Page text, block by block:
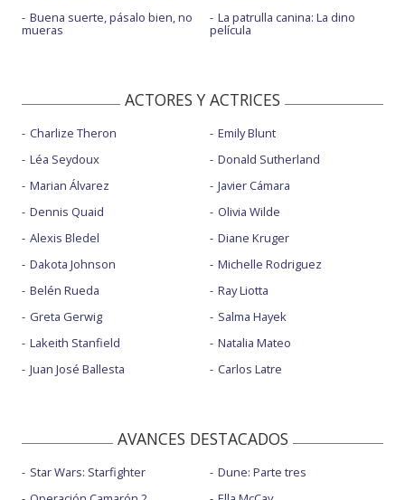
Buena suerte, pásalo bien, no
mueras
La patrulla canina: La dino
película
ACTORES Y ACTRICES
Charlize Theron
Léa Seydoux
Marian Álvarez
Dennis Quaid
Alexis Bledel
Dakota Johnson
Belén Rueda
Greta Gerwig
Lakeith Stanfield
Juan José Ballesta
Emily Blunt
Donald Sutherland
Javier Cámara
Olivia Wilde
Diane Kruger
Michelle Rodriguez
Ray Liotta
Salma Hayek
Natalia Mateo
Carlos Latre
AVANCES DESTACADOS
Star Wars: Starfighter
Dune: Parte tres